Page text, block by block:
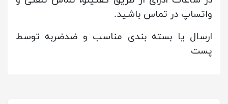
واتساپ در تماس باشید.
ارسال یا بسته بندی مناسب و ضدضربه توسط
پست